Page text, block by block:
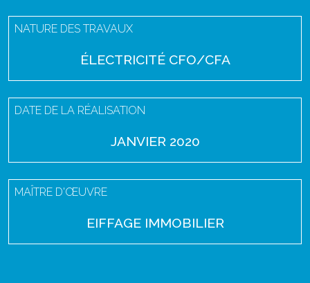
NATURE DES TRAVAUX
ÉLECTRICITÉ CFO/CFA
DATE DE LA RÉALISATION
JANVIER 2020
MAÎTRE D'ŒUVRE
EIFFAGE IMMOBILIER